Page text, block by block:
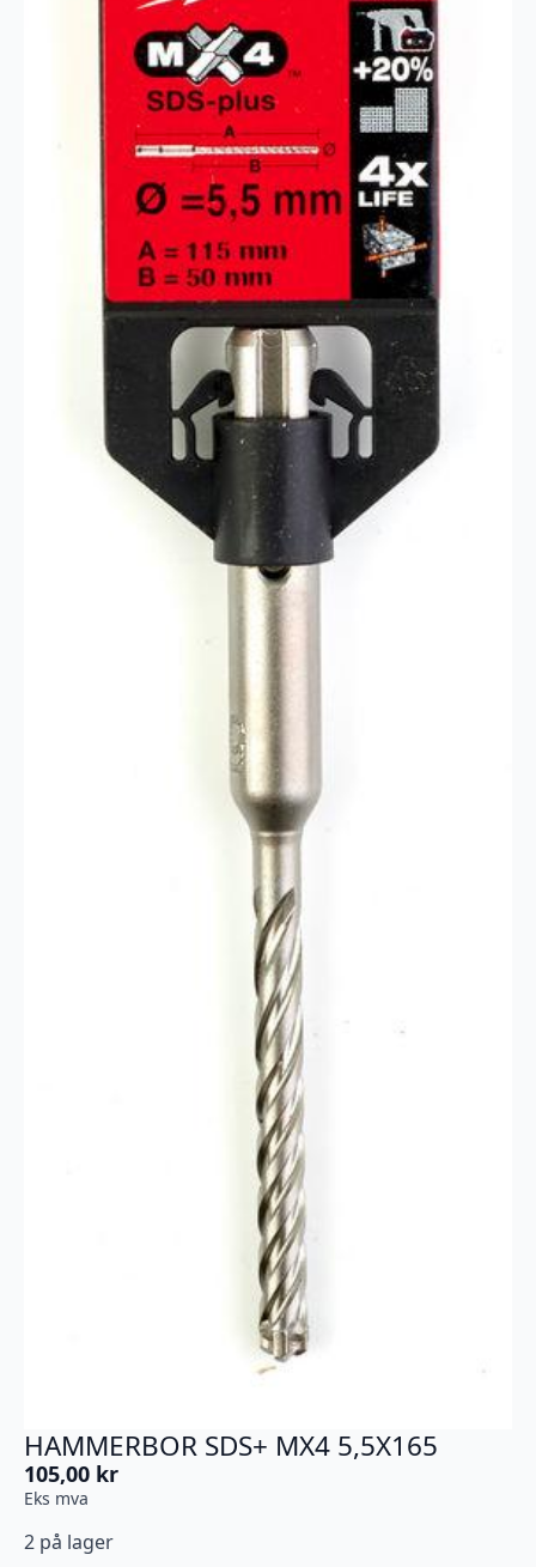
HAMMERBOR SDS+ MX4 5,5X165
105,00 kr
Eks mva
2 på lager